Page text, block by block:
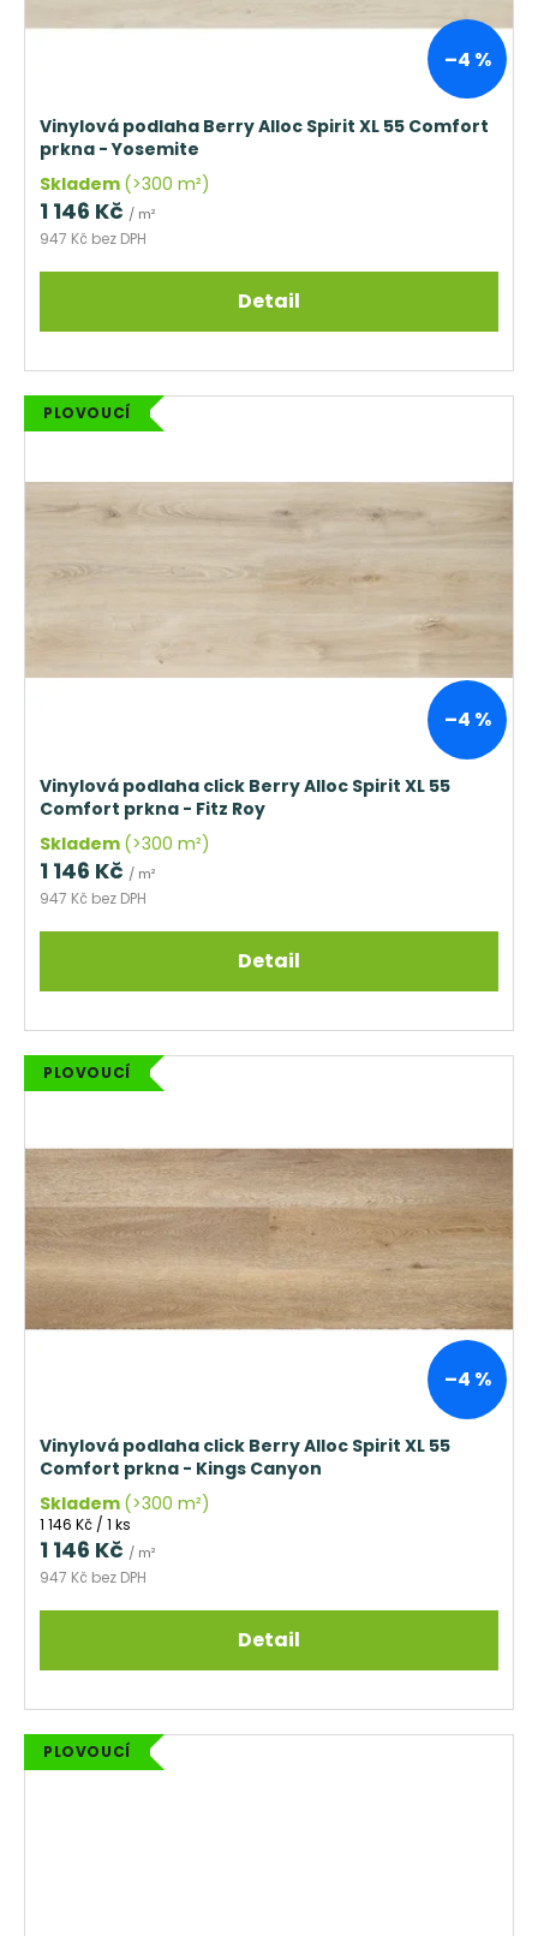
u
ů
–4 %
Vinylová podlaha Berry Alloc Spirit XL 55 Comfort
prkna - Yosemite
Skladem (>300 m²)
947 Kč bez DPH
1 146 Kč / m²
Detail
PLOVOUCÍ
–4 %
Vinylová podlaha click Berry Alloc Spirit XL 55
Comfort prkna - Fitz Roy
Skladem (>300 m²)
947 Kč bez DPH
1 146 Kč / m²
Detail
PLOVOUCÍ
–4 %
Vinylová podlaha click Berry Alloc Spirit XL 55
Comfort prkna - Kings Canyon
Skladem (>300 m²)
947 Kč bez DPH
1 146 Kč / m²
Měrná
cena:
1 146 Kč / 1 ks
Detail
PLOVOUCÍ
P3819
ÚPRAVY)
319
Kč